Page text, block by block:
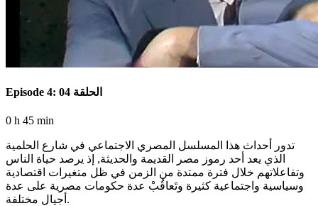
Episode 4: الحلقة 04
0 h 45 min
تدور أحداث هذا المسلسل المصري الاجتماعي في شارع الحلمية
الذي يعد أحد رموز مصر القديمة والحديثة, إذ يرصد حياة الناس
وتفاعلاتهم خلال فترة ممتدة من الزمن في ظل متغيرات اقتصادية
وسياسية واجتماعية كثيرة وتَعاقُبْ عدة حكومات مصرية على عدة
أجيال مختلفة.